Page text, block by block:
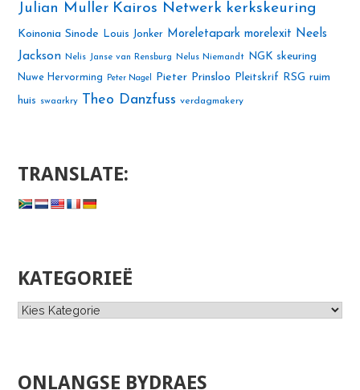
Julian Muller Kairos Netwerk kerkskeuring
Koinonia Sinode Louis Jonker Moreletapark morelexit Neels
Jackson Nelis Janse van Rensburg Nelus Niemandt
NGK skeuring
Nuwe Hervorming
Peter Nagel Pieter Prinsloo Pleitskrif RSG ruim
huis swaarkry Theo Danzfuss verdagmakery
TRANSLATE:
KATEGORIEË
Kategorieë
ONLANGSE BYDRAES